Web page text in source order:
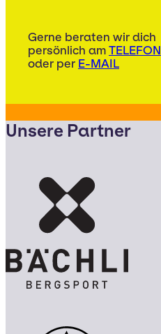
Gerne beraten wir dich
persönlich am TELEFON
oder per E-MAIL
Unsere Partner